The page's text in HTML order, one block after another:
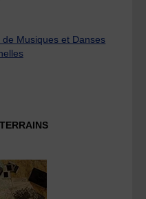
Musiques et Danses